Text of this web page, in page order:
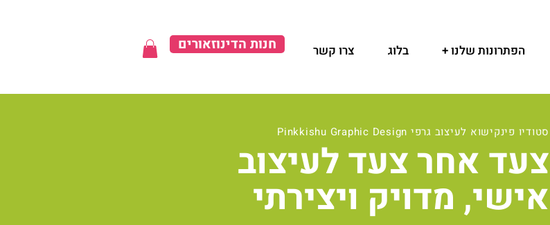
חנות הדינוזאורים הפתרונות שלנו + בלוג צרו קשר
סטודיו פינקישוא לעיצוב גרפי Pinkkishu Graphic Design
צעד אחר צעד לעיצוב
אישי, מדויק ויצירתי